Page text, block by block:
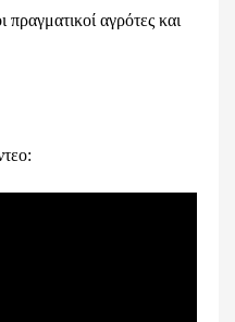
αγρότες και